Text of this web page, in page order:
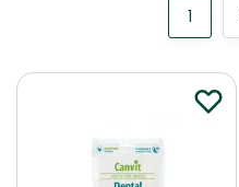
1